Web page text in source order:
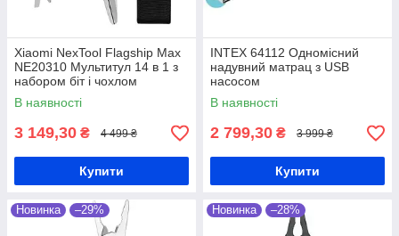
Xiaomi NexTool Flagship Max
NE20310 Мультитул 14 в 1 з
набором біт і чохлом
В наявності
3 149,30 ₴ 4 499 ₴
Купити
INTEX 64112 Одномісний
надувний матрац з USB
насосом
В наявності
2 799,30 ₴ 3 999 ₴
Купити
Новинка –29% Новинка –28%